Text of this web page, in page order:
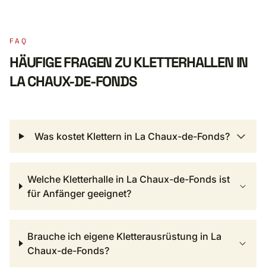
FAQ
HÄUFIGE FRAGEN ZU KLETTERHALLEN IN
LA CHAUX-DE-FONDS
Was kostet Klettern in La Chaux-de-Fonds?
Welche Kletterhalle in La Chaux-de-Fonds ist
für Anfänger geeignet?
Brauche ich eigene Kletterausrüstung in La
Chaux-de-Fonds?